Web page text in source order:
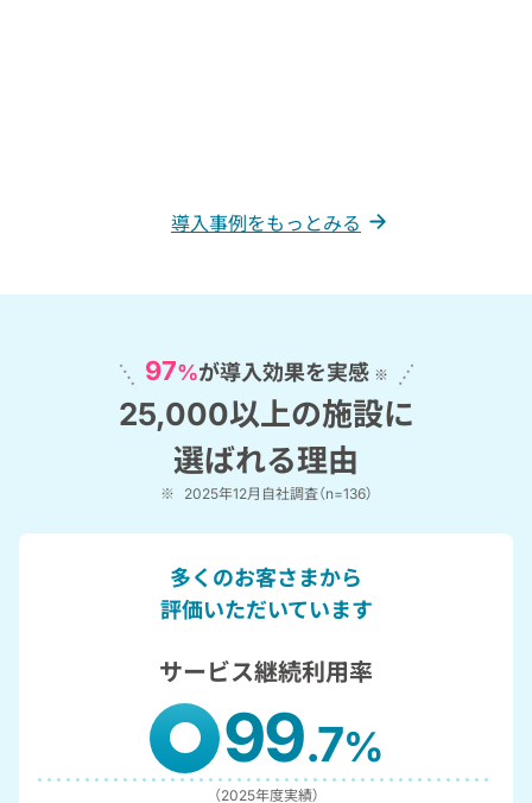
導入事例をもっとみる
97%が導入効果を実感 ※
25,000以上の施設に
選ばれる理由
※ 2025年12月自社調査（n=136）
多くのお客さまから
評価いただいています
サービス継続利用率
99.7%
（2025年度実績）